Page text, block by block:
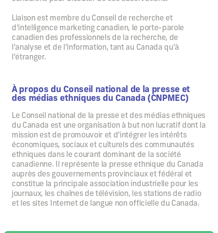
Liaison est membre du Conseil de recherche et
d’intelligence marketing canadien, le porte-parole
canadien des professionnels de la recherche, de
l’analyse et de l’information, tant au Canada qu’à
l’étranger.
À propos du Conseil national de la presse et
des médias ethniques du Canada (CNPMEC)
Le Conseil national de la presse et des médias ethniques
du Canada est une organisation à but non lucratif dont la
mission est de promouvoir et d’intégrer les intérêts
économiques, sociaux et culturels des communautés
ethniques dans le courant dominant de la société
canadienne. Il représente la presse ethnique du Canada
auprès des gouvernements provinciaux et fédéral et
constitue la principale association industrielle pour les
journaux, les chaînes de télévision, les stations de radio
et les sites Internet de langue non officielle du Canada.